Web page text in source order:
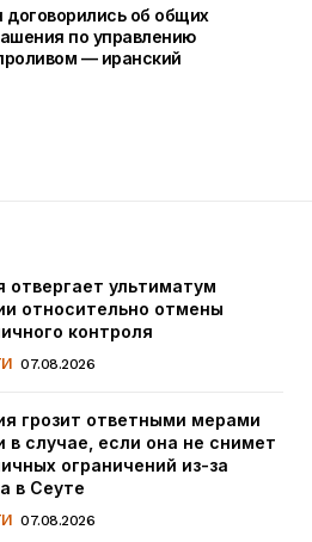
об общих
по управлению
— иранский
отвергает ультиматум
относительно отмены
контроля
07.08.2026
грозит ответными мерами
в случае, если она не снимет
ограничений из-за
в Сеуте
07.08.2026